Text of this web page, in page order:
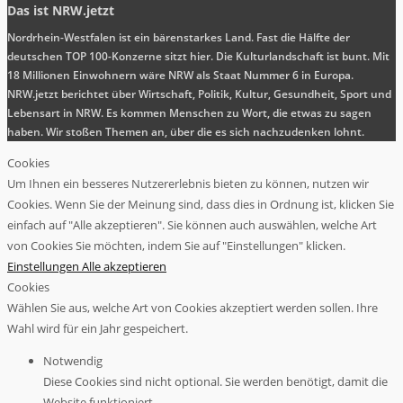
Das ist NRW.jetzt
Nordrhein-Westfalen ist ein bärenstarkes Land. Fast die Hälfte der
deutschen TOP 100-Konzerne sitzt hier. Die Kulturlandschaft ist bunt. Mit
18 Millionen Einwohnern wäre NRW als Staat Nummer 6 in Europa.
NRW.jetzt berichtet über Wirtschaft, Politik, Kultur, Gesundheit, Sport und
Lebensart in NRW. Es kommen Menschen zu Wort, die etwas zu sagen
haben. Wir stoßen Themen an, über die es sich nachzudenken lohnt.
Cookies
Um Ihnen ein besseres Nutzererlebnis bieten zu können, nutzen wir
Cookies. Wenn Sie der Meinung sind, dass dies in Ordnung ist, klicken Sie
einfach auf "Alle akzeptieren". Sie können auch auswählen, welche Art
von Cookies Sie möchten, indem Sie auf "Einstellungen" klicken.
Einstellungen Alle akzeptieren
Cookies
Wählen Sie aus, welche Art von Cookies akzeptiert werden sollen. Ihre
Wahl wird für ein Jahr gespeichert.
Notwendig
Diese Cookies sind nicht optional. Sie werden benötigt, damit die